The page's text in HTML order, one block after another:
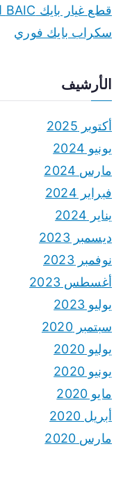
سكراب بايك فوري
الأرشيف
أكتوبر 2025
يونيو 2024
مارس 2024
فبراير 2024
يناير 2024
ديسمبر 2023
نوفمبر 2023
أغسطس 2023
يوليو 2023
سبتمبر 2020
يوليو 2020
يونيو 2020
مايو 2020
أبريل 2020
مارس 2020